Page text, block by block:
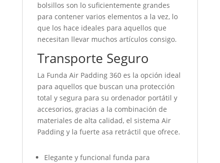
bolsillos son lo suficientemente grandes
para contener varios elementos a la vez, lo
que los hace ideales para aquellos que
necesitan llevar muchos artículos consigo.
Transporte Seguro
La Funda Air Padding 360 es la opción ideal
para aquellos que buscan una protección
total y segura para su ordenador portátil y
accesorios, gracias a la combinación de
materiales de alta calidad, el sistema Air
Padding y la fuerte asa retráctil que ofrece.
Elegante y funcional funda para